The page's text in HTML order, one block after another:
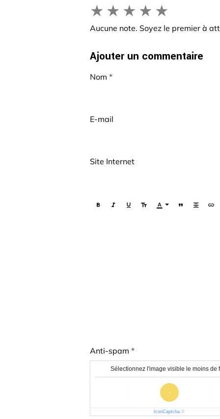
★ ★ ★ ★ ★
Aucune note. Soyez le premier à
Ajouter un commentaire
Nom
E-mail
Site Internet
Anti-spam
Sélectionnez l'image visible le moins de
IconCaptcha ©